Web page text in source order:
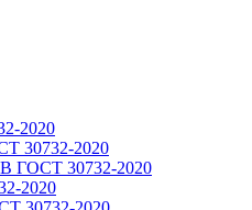
2020
30732-2020
ГОСТ 30732-2020
2020